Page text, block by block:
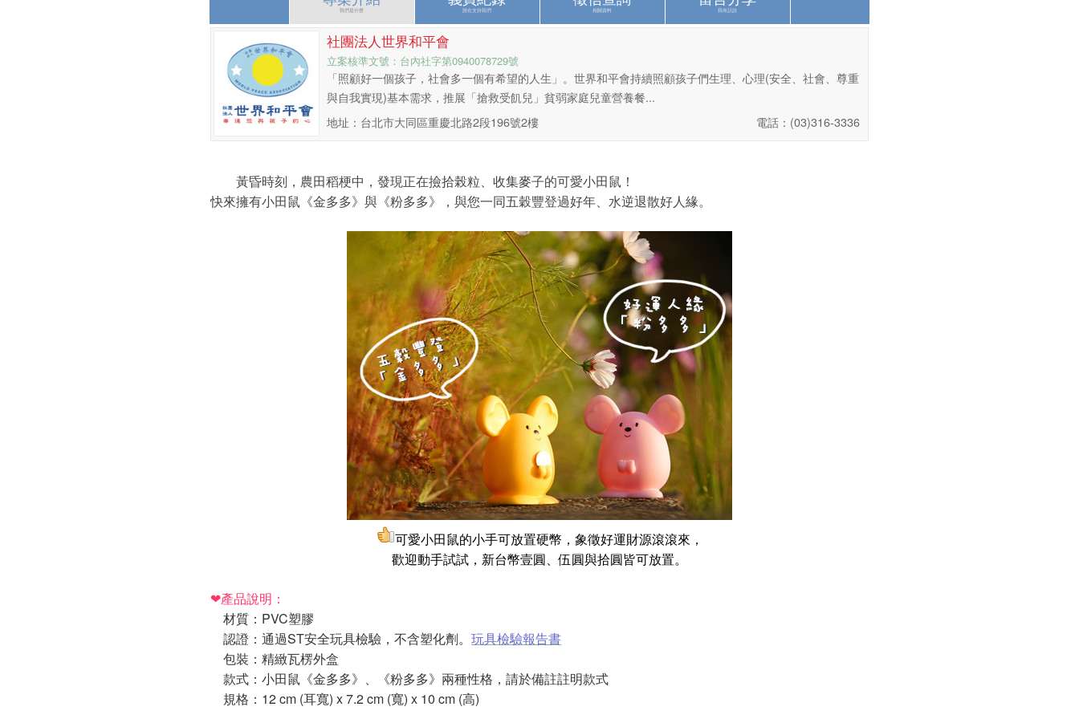
我們是什麼 誰在支持我們 相關資料 我有話說
社團法人世界和平會
立案核準文號：台內社字第0940078729號
「照顧好一個孩子，社會多一個有希望的人生」。世界和平會持續照顧孩子們生理、心理(安全、社會、尊重
與自我實現)基本需求，推展「搶救受飢兒」貧弱家庭兒童營養餐...
地址：台北市大同區重慶北路2段196號2樓
電話：(03)316-3336
黃昏時刻，農田稻梗中，發現正在撿拾榖粒、收集麥子的可愛小田鼠！
快來擁有小田鼠《金多多》與《粉多多》，與您一同五穀豐登過好年、水逆退散好人緣。
可愛小田鼠的小手可放置硬幣，象徵好運財源滾滾來，
歡迎動手試試，新台幣壹圓、伍圓與拾圓皆可放置。
❤產品說明：
材質：PVC塑膠
認證：通過ST安全玩具檢驗，不含塑化劑。 玩具檢驗報告書
包裝：精緻瓦楞外盒
款式：小田鼠《金多多》、《粉多多》兩種性格，請於備註註明款式
規格：12 cm (耳寬) x 7.2 cm (寬) x 10 cm (高)